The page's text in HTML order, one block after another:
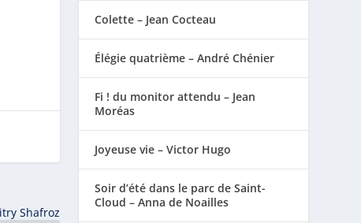
Shafroz
Colette – Jean Cocteau
Élégie quatrième – André Chénier
Fi ! du monitor attendu – Jean
Moréas
Joyeuse vie – Victor Hugo
Soir d’été dans le parc de Saint-
Cloud – Anna de Noailles